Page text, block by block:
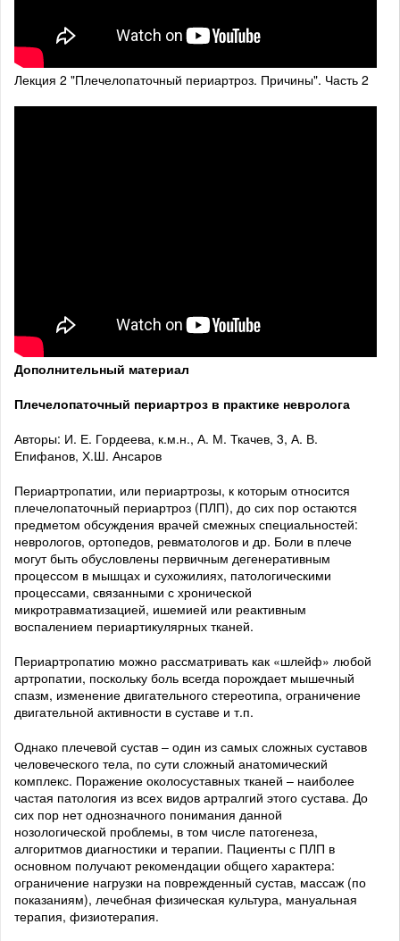
Лекция 2 "Плечелопаточный периартроз. Причины". Часть 2
Дополнительный материал
Плечелопаточный периартроз в практике невролога
Авторы: И. Е. Гордеева, к.м.н., А. М. Ткачев, 3, А. В.
Епифанов, Х.Ш. Ансаров
Периартропатии, или периартрозы, к которым относится
плечелопаточный периартроз (ПЛП), до сих пор остаются
предметом обсуждения врачей смежных специальностей:
неврологов, ортопедов, ревматологов и др. Боли в плече
могут быть обусловлены первичным дегенеративным
процессом в мышцах и сухожилиях, патологическими
процессами, связанными с хронической
микротравматизацией, ишемией или реактивным
воспалением периартикулярных тканей.
Периартропатию можно рассматривать как «шлейф» любой
артропатии, поскольку боль всегда порождает мышечный
спазм, изменение двигательного стереотипа, ограничение
двигательной активности в суставе и т.п.
Однако плечевой сустав – один из самых сложных суставов
человеческого тела, по сути сложный анатомический
комплекс. Поражение околосуставных тканей – наиболее
частая патология из всех видов артралгий этого сустава. До
сих пор нет однозначного понимания данной
нозологической проблемы, в том числе патогенеза,
алгоритмов диагностики и терапии. Пациенты с ПЛП в
основном получают рекомендации общего характера:
ограничение нагрузки на поврежденный сустав, массаж (по
показаниям), лечебная физическая культура, мануальная
терапия, физиотерапия.